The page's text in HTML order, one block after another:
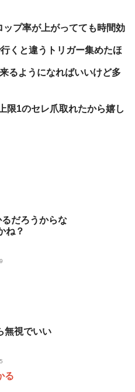
プ率が上がってても時間効
くと違うトリガー集めたほ
るようになればいいけど多
限1のセレ爪取れたから嬉し
だろうからな
ね？
無視でいい
る